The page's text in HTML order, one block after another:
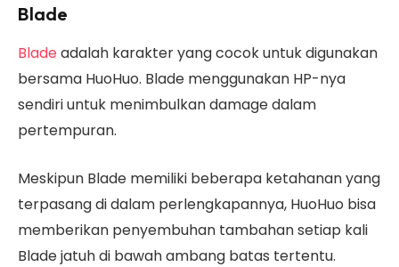
Blade
Bladeadalah karakter yang cocok untuk digunakan
bersama HuoHuo. Blade menggunakan HP-nya
sendiri untuk menimbulkan damage dalam
pertempuran.
Meskipun Blade memiliki beberapa ketahanan yang
terpasang di dalam perlengkapannya, HuoHuo bisa
memberikan penyembuhan tambahan setiap kali
Blade jatuh di bawah ambang batas tertentu.